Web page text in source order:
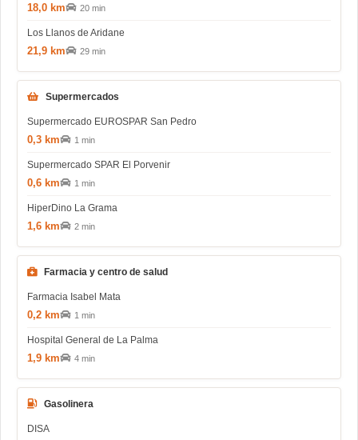
18,0 km 20 min
Los Llanos de Aridane
21,9 km 29 min
Supermercados
Supermercado EUROSPAR San Pedro
0,3 km 1 min
Supermercado SPAR El Porvenir
0,6 km 1 min
HiperDino La Grama
1,6 km 2 min
Farmacia y centro de salud
Farmacia Isabel Mata
0,2 km 1 min
Hospital General de La Palma
1,9 km 4 min
Gasolinera
DISA